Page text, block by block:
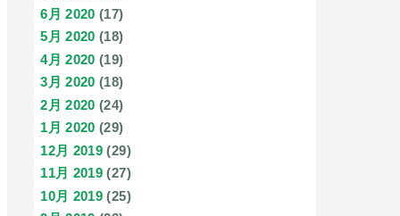
6月 2020 (17)
5月 2020 (18)
4月 2020 (19)
3月 2020 (18)
2月 2020 (24)
1月 2020 (29)
12月 2019 (29)
11月 2019 (27)
10月 2019 (25)